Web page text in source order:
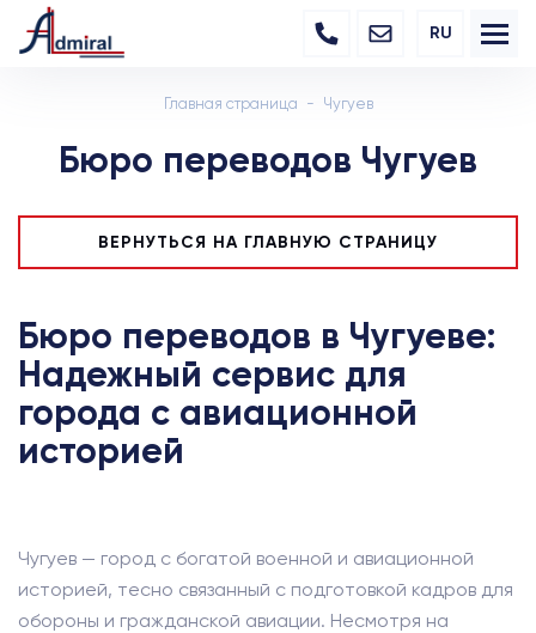
RU
Главная страница Чугуев
Бюро переводов Чугуев
ВЕРНУТЬСЯ НА ГЛАВНУЮ СТРАНИЦУ
Бюро переводов в Чугуеве:
Надежный сервис для
города с авиационной
историей
Чугуев — город с богатой военной и авиационной
историей, тесно связанный с подготовкой кадров для
обороны и гражданской авиации. Несмотря на